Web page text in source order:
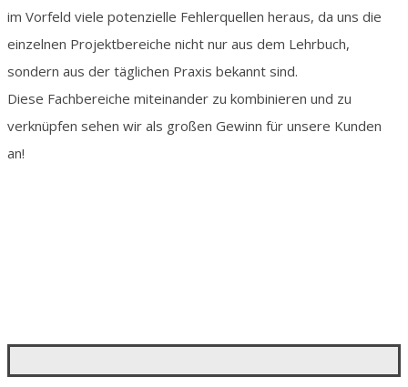
im Vorfeld viele potenzielle Fehlerquellen heraus, da uns die
einzelnen Projektbereiche nicht nur aus dem Lehrbuch,
sondern aus der täglichen Praxis bekannt sind.
Diese Fachbereiche miteinander zu kombinieren und zu
verknüpfen sehen wir als großen Gewinn für unsere Kunden
an!